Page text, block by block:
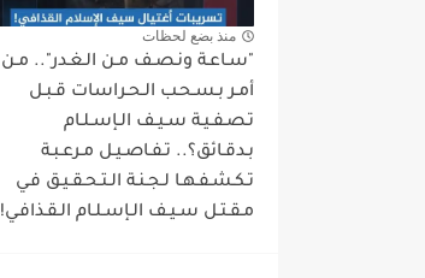
منذ بضع لحظات
"سـاعـة ونـصـف مـن الـغـدر".. مـن
أمـر بـسـحـب الـحـراسات قـبـل
تـصـفـيـة سـيـف الـإسـلـام
بـدقـائق؟.. تـفـاصـيـل مـرعـبـة
تـكـشـفـهـا لـجـنـة الـتـحـقـيـق فـي
مـقـتـل سـيـف الـإسـلـام الـقـذافـي!